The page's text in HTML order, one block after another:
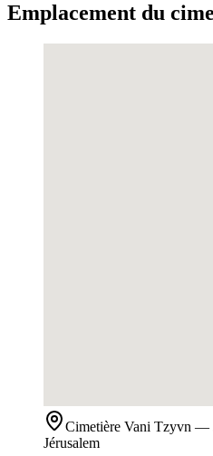
Emplacement du
Cimetière Vani Tzyvn —
Jérusalem